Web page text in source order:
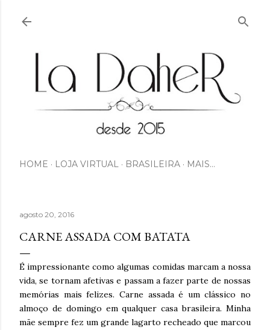
HOME LOJA VIRTUAL BRASILEIRA MAIS…
agosto 20, 2016
CARNE ASSADA COM BATATA
É impressionante como algumas comidas marcam a nossa
vida, se tornam afetivas e passam a fazer parte de nossas
memórias mais felizes. Carne assada é um clássico no
almoço de domingo em qualquer casa brasileira. Minha
mãe sempre fez um grande lagarto recheado que marcou